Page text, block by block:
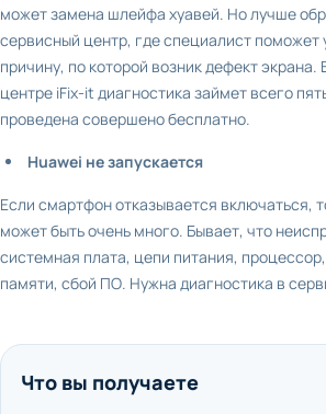
может замена шлейфа хуавей. Но лучше
сервисный центр, где специалист поможет
причину, по которой возник дефект экрана.
центре iFix-it диагностика займет всего
проведена совершено бесплатно.
Huawei не запускается
Если смартфон отказывается включаться,
может быть очень много. Бывает, что
системная плата, цепи питания,
памяти, сбой ПО. Нужна диагностика в
Что вы получаете